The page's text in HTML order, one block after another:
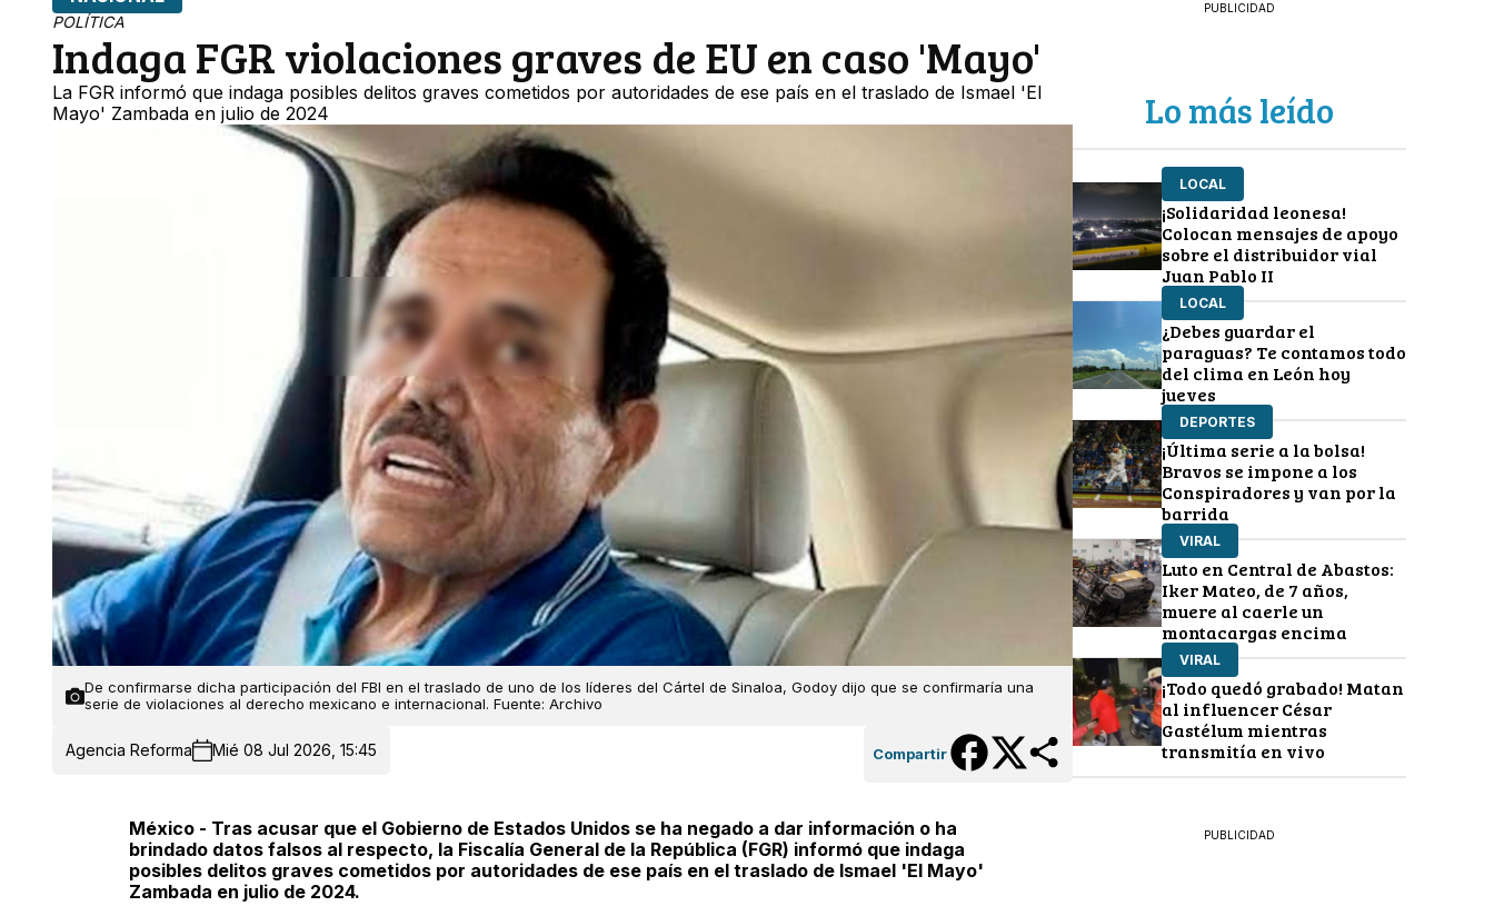
POLÍTICA
Indaga FGR violaciones graves de EU en caso 'Mayo'
La FGR informó que indaga posibles delitos graves cometidos por autoridades de ese país en el traslado de Ismael 'El
Mayo' Zambada en julio de 2024
De confirmarse dicha participación del FBI en el traslado de uno de los líderes del Cártel de Sinaloa, Godoy dijo que se confirmaría una
serie de violaciones al derecho mexicano e internacional. Fuente: Archivo
Agencia Reforma Mié 08 Jul 2026, 15:45 Compartir
México - Tras acusar que el Gobierno de Estados Unidos se ha negado a dar información o ha
brindado datos falsos al respecto, la Fiscalía General de la República (FGR) informó que indaga
posibles delitos graves cometidos por autoridades de ese país en el traslado de Ismael 'El Mayo'
Zambada en julio de 2024.
PUBLICIDAD
Lo más leído
LOCAL
¡Solidaridad leonesa!
Colocan mensajes de apoyo
sobre el distribuidor vial
Juan Pablo II
LOCAL
¿Debes guardar el
paraguas? Te contamos todo
del clima en León hoy
jueves
DEPORTES
¡Última serie a la bolsa!
Bravos se impone a los
Conspiradores y van por la
barrida
VIRAL
Luto en Central de Abastos:
Iker Mateo, de 7 años,
muere al caerle un
montacargas encima
VIRAL
¡Todo quedó grabado! Matan
al influencer César
Gastélum mientras
transmitía en vivo
PUBLICIDAD